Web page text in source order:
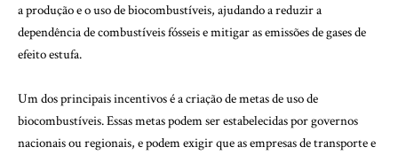
a produção e o uso de biocombustíveis, ajudando a reduzir a
dependência de combustíveis fósseis e mitigar as emissões de gases de
efeito estufa.
Um dos principais incentivos é a criação de metas de uso de
biocombustíveis. Essas metas podem ser estabelecidas por governos
nacionais ou regionais, e podem exigir que as empresas de transporte e